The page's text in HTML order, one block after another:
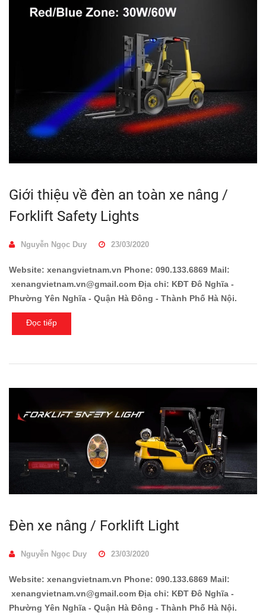
Giới thiệu về đèn an toàn xe nâng /
Forklift Safety Lights
Nguyễn Ngọc Duy 23/03/2020
Website: xenangvietnam.vn Phone: 090.133.6869 Mail:
xenangvietnam.vn@gmail.com Địa chỉ: KĐT Đô Nghĩa -
Phường Yên Nghĩa - Quận Hà Đông - Thành Phố Hà Nội.
Đọc tiếp
Đèn xe nâng / Forklift Light
Nguyễn Ngọc Duy 23/03/2020
Website: xenangvietnam.vn Phone: 090.133.6869 Mail:
xenangvietnam.vn@gmail.com Địa chỉ: KĐT Đô Nghĩa -
Phường Yên Nghĩa - Quận Hà Đông - Thành Phố Hà Nội.